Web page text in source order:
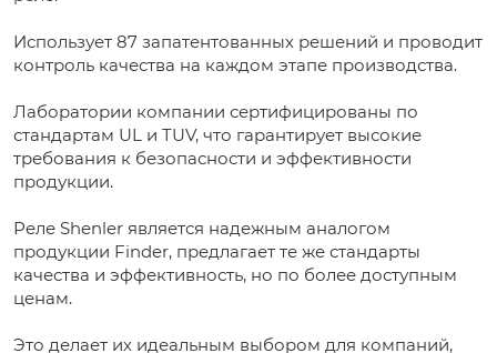
Использует 87 запатентованных решений и проводит
контроль качества на каждом этапе производства.
Лаборатории компании сертифицированы по
стандартам UL и TUV, что гарантирует высокие
требования к безопасности и эффективности
продукции.
Реле Shenler является надежным аналогом
продукции Finder, предлагает те же стандарты
качества и эффективность, но по более доступным
ценам.
Это делает их идеальным выбором для компаний,